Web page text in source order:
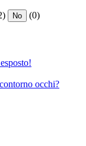
No (0)
occhi?